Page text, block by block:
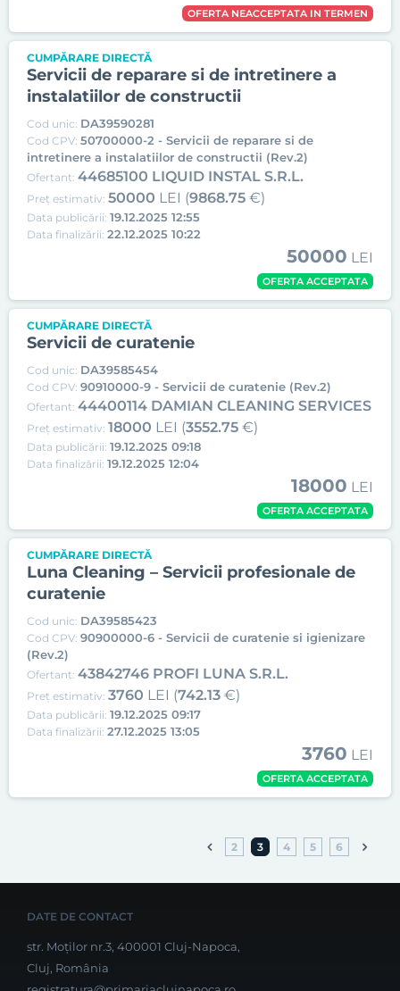
OFERTA NEACCEPTATA IN TERMEN
CUMPĂRARE DIRECTĂ
Servicii de reparare si de intretinere a
instalatiilor de constructii
Cod unic: DA39590281
Cod CPV: 50700000-2 - Servicii de reparare si de
intretinere a instalatiilor de constructii (Rev.2)
Ofertant: 44685100 LIQUID INSTAL S.R.L.
Preț estimativ: 50000 LEI (9868.75 €)
Data publicării: 19.12.2025 12:55
Data finalizării: 22.12.2025 10:22
50000 LEI
OFERTA ACCEPTATA
CUMPĂRARE DIRECTĂ
Servicii de curatenie
Cod unic: DA39585454
Cod CPV: 90910000-9 - Servicii de curatenie (Rev.2)
Ofertant: 44400114 DAMIAN CLEANING SERVICES
Preț estimativ: 18000 LEI (3552.75 €)
Data publicării: 19.12.2025 09:18
Data finalizării: 19.12.2025 12:04
18000 LEI
OFERTA ACCEPTATA
CUMPĂRARE DIRECTĂ
Luna Cleaning – Servicii profesionale de
curatenie
Cod unic: DA39585423
Cod CPV: 90900000-6 - Servicii de curatenie si igienizare
(Rev.2)
Ofertant: 43842746 PROFI LUNA S.R.L.
Preț estimativ: 3760 LEI (742.13 €)
Data publicării: 19.12.2025 09:17
Data finalizării: 27.12.2025 13:05
3760 LEI
OFERTA ACCEPTATA
2 3 4 5 6
DATE DE CONTACT
str. Moților nr.3, 400001 Cluj-Napoca,
Cluj, România